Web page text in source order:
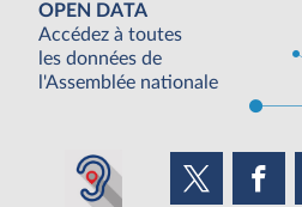
OPEN DATA
Accédez à toutes
les données de
l'Assemblée nationale